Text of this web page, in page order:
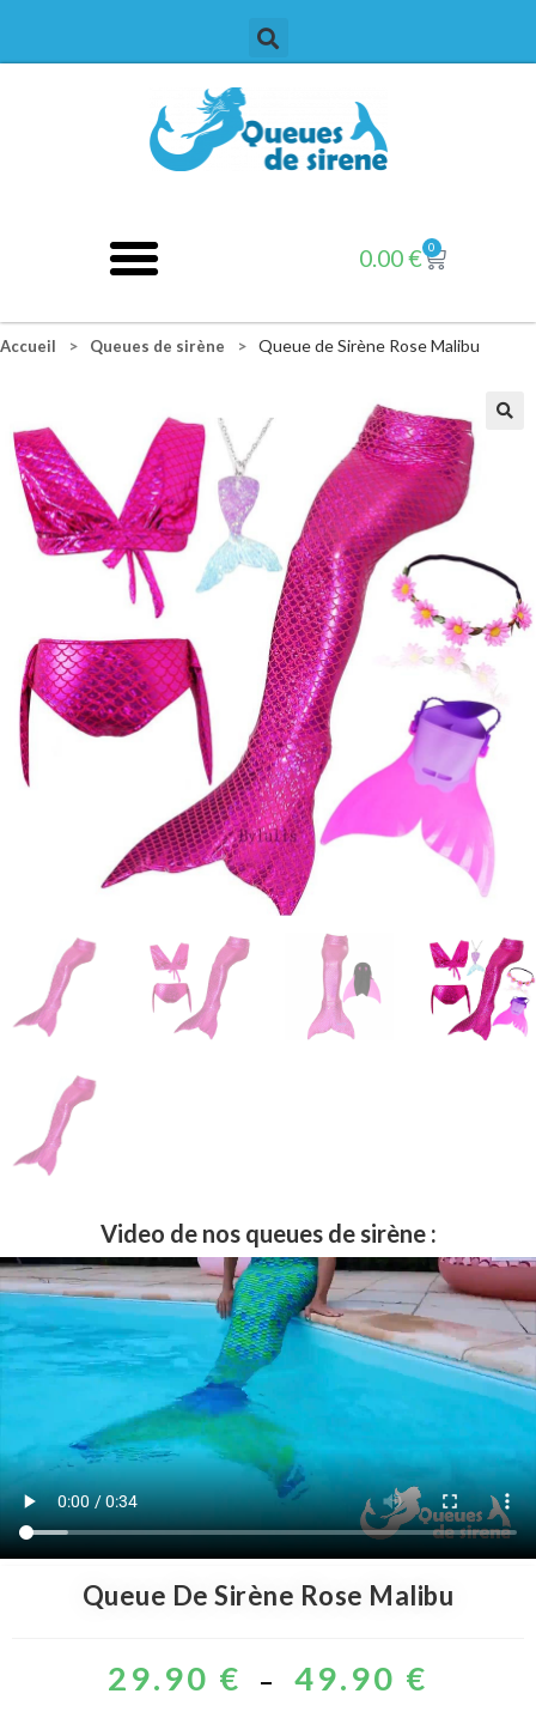
0.00€ 0
Accueil > Queues de sirène > Queue de Sirène Rose Malibu
Video de nos queues de sirène :
Queue De Sirène Rose Malibu
29.90 € – 49.90 €